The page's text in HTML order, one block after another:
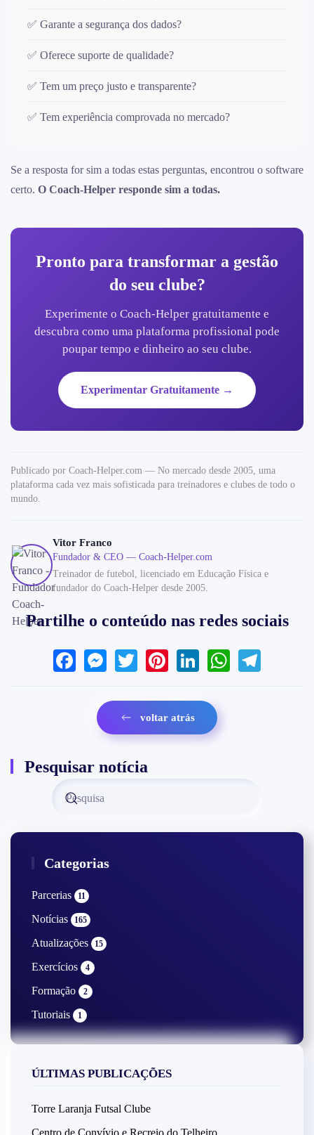
✅ Garante a segurança dos dados?
✅ Oferece suporte de qualidade?
✅ Tem um preço justo e transparente?
✅ Tem experiência comprovada no mercado?
Se a resposta for sim a todas estas perguntas, encontrou o software
certo. O Coach-Helper responde sim a todas.
Pronto para transformar a gestão
do seu clube?
Experimente o Coach-Helper gratuitamente e
descubra como uma plataforma profissional pode
poupar tempo e dinheiro ao seu clube.
Experimentar Gratuitamente →
Publicado por Coach-Helper.com — No mercado desde 2005, uma
plataforma cada vez mais sofisticada para treinadores e clubes de todo o
mundo.
Vitor Franco
Fundador & CEO — Coach-Helper.com
Treinador de futebol, licenciado em Educação Física e
fundador do Coach-Helper desde 2005.
Partilhe o conteúdo nas redes sociais
Facebook
Messenger
TwitterPinterest
LinkedIn
voltar atrás
Pesquisar notícia
Categorias
Parcerias 11
Notícias 165
Atualizações 15
Exercícios 4
Formação 2
Tutoriais 1
ÚLTIMAS PUBLICAÇÕES
Torre Laranja Futsal Clube